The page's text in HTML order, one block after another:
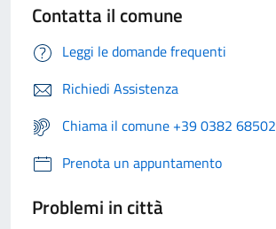
Contatta il comune
Leggi le domande frequenti
Richiedi Assistenza
Chiama il comune +39 0382 68502
Prenota un appuntamento
Problemi in città